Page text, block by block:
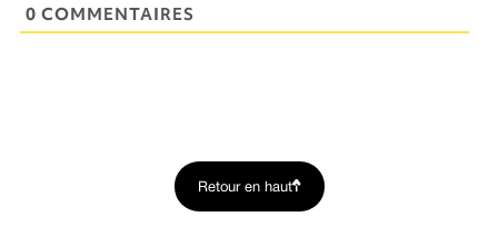
0 COMMENTAIRES
Retour en haut